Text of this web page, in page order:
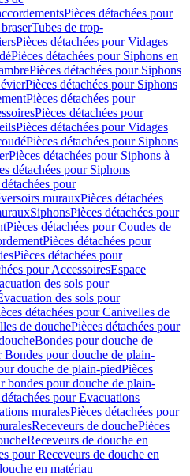
Pièces détachées pour
Tubes de trop-
Pièces détachées pour Vidages
Pièces détachées pour Siphons en
Pièces détachées pour Siphons
Pièces détachées pour Siphons
Pièces détachées pour
Pièces détachées pour
Pièces détachées pour Vidages
Pièces détachées pour Siphons
Pièces détachées pour Siphons à
détachées pour Siphons
pour
murauxPièces détachées
SiphonsPièces détachées pour
Pièces détachées pour Coudes de
Pièces détachées pour
Pièces détachées pour
pour AccessoiresEspace
des sols pour
des sols pour
détachées pour Canivelles de
de douchePièces détachées pour
Bondes pour douche de
Bondes pour douche de plain-
douche de plain-piedPièces
bondes pour douche de plain-
pour Evacuations
muralesPièces détachées pour
Receveurs de douchePièces
Receveurs de douche en
pour Receveurs de douche en
en matériau